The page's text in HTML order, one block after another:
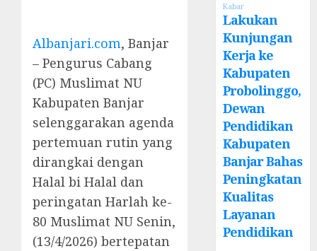
Albanjari.com, Banjar
– Pengurus Cabang
(PC) Muslimat NU
Kabupaten Banjar
selenggarakan agenda
pertemuan rutin yang
dirangkai dengan
Halal bi Halal dan
peringatan Harlah ke-
80 Muslimat NU Senin,
(13/4/2026) bertepatan
Kabar
Lakukan
Kunjungan
Kerja ke
Kabupaten
Probolinggo,
Dewan
Pendidikan
Kabupaten
Banjar Bahas
Peningkatan
Kualitas
Layanan
Pendidikan